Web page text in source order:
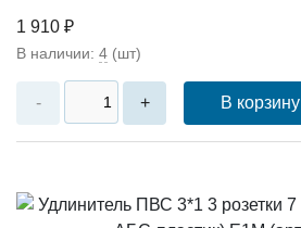
1 910 ₽
В наличии: 4 (шт)
- + В корзину